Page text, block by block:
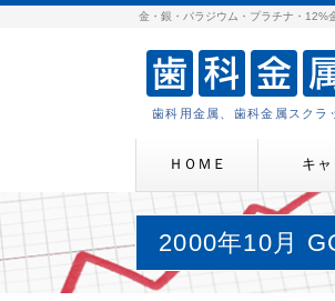
金・銀・パラジウム・プラチナ・12%
歯科用金属、歯科金属スクラ
ＨＯＭＥ キ
2000年10月